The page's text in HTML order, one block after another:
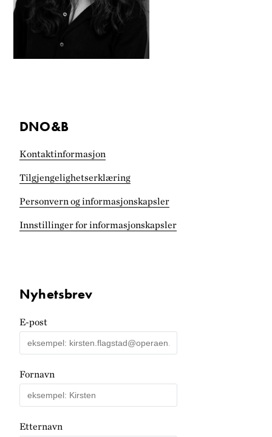
DNO&B
Kontaktinformasjon
Tilgjengelighets­erklæring
Personvern og informasjonskapsler
Innstillinger for informasjonskapsler
Nyhetsbrev
E-post
Fornavn
Etternavn